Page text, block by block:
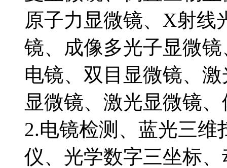
原子力显微镜、X射线
镜、成像多光子显微
电镜、双目显微镜、
显微镜、激光显微镜
2.电镜检测、蓝光三
仪、光学数字三坐标